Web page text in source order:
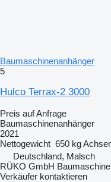
Baumaschinenanhänger
5
Hulco Terrax-2 3000
Preis auf Anfrage
Baumaschinenanhänger
2021
Nettogewicht 650 kg
Deutschland, Malsch
RÜKO GmbH
Verkäufer kontaktieren